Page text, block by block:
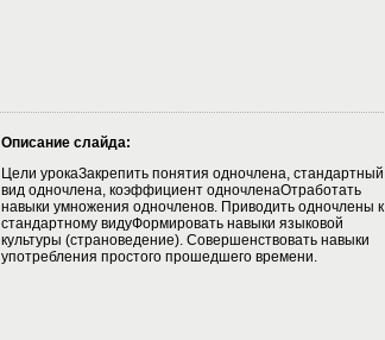
Описание слайда:
Цели урокаЗакрепить понятия одночлена, стандартный
вид одночлена, коэффициент одночленаОтработать
навыки умножения одночленов. Приводить одночлены к
стандартному видуФормировать навыки языковой
культуры (страноведение). Совершенствовать навыки
употребления простого прошедшего времени.